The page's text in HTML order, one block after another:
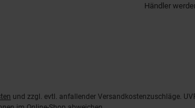
Händler
und zzgl. evtl. anfallender Versandkostenzuschläge.